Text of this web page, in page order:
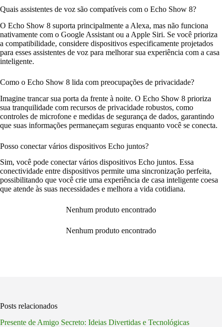
Quais assistentes de voz são compatíveis com o Echo Show 8?
O Echo Show 8 suporta principalmente a Alexa, mas não funciona
nativamente com o Google Assistant ou a Apple Siri. Se você prioriza
a compatibilidade, considere dispositivos especificamente projetados
para esses assistentes de voz para melhorar sua experiência com a casa
inteligente.
Como o Echo Show 8 lida com preocupações de privacidade?
Imagine trancar sua porta da frente à noite. O Echo Show 8 prioriza
sua tranquilidade com recursos de privacidade robustos, como
controles de microfone e medidas de segurança de dados, garantindo
que suas informações permaneçam seguras enquanto você se conecta.
Posso conectar vários dispositivos Echo juntos?
Sim, você pode conectar vários dispositivos Echo juntos. Essa
conectividade entre dispositivos permite uma sincronização perfeita,
possibilitando que você crie uma experiência de casa inteligente coesa
que atende às suas necessidades e melhora a vida cotidiana.
Nenhum produto encontrado
Nenhum produto encontrado
Posts relacionados
Presente de Amigo Secreto: Ideias Divertidas e Tecnológicas